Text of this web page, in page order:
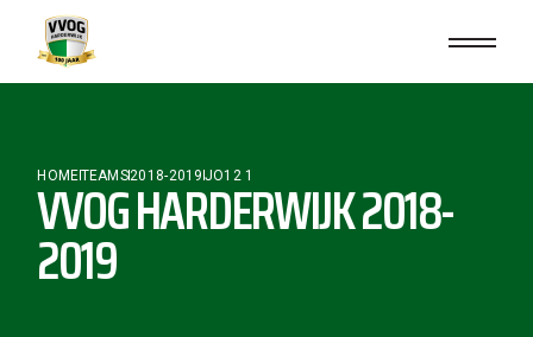
HOMETEAMS2018-2019 JO12 1
VVOG HARDERWIJK 2018-
2019